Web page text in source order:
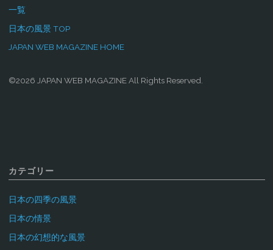
一覧
日本の風景 TOP
JAPAN WEB MAGAZINE HOME
©2026 JAPAN WEB MAGAZINE All Rights Reserved.
カテゴリー
日本の四季の風景
日本の情景
日本の幻想的な風景